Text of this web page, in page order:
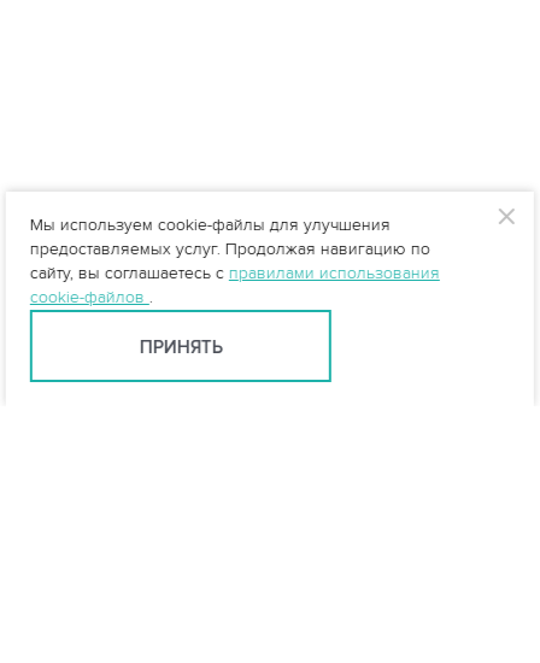
Мы используем cookie-файлы для улучшения
предоставляемых услуг. Продолжая навигацию по
сайту, вы соглашаетесь с правилами использования
cookie-файлов .
ПРИНЯТЬ